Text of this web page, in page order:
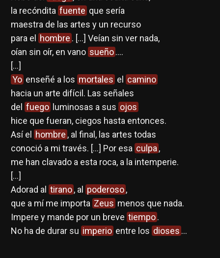
la recóndita fuente que sería
maestra de las artes y un recurso
para el
hombre . […] Veían sin ver nada,
oían sin oír, en vano sueño….
[…]
Yo enseñé a los mortales el
camino
hacia un arte difícil. Las señales
del fuego luminosas a sus ojos
hice que fueran, ciegos hasta entonces.
Así el
hombre , al final, las artes todas
conoció a mi través. […] Por esa culpa,
me han clavado a esta roca, a la intemperie.
[…]
Adorad al tirano, al poderoso,
que a mí me importa Zeus menos que nada.
Impere y mande por un breve tiempo.
No ha de durar su imperio entre los dioses …